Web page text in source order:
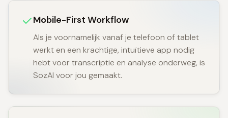
Mobile-First Workflow
Als je voornamelijk vanaf je telefoon of tablet
werkt en een krachtige, intuïtieve app nodig
hebt voor transcriptie en analyse onderweg, is
SozAI voor jou gemaakt.